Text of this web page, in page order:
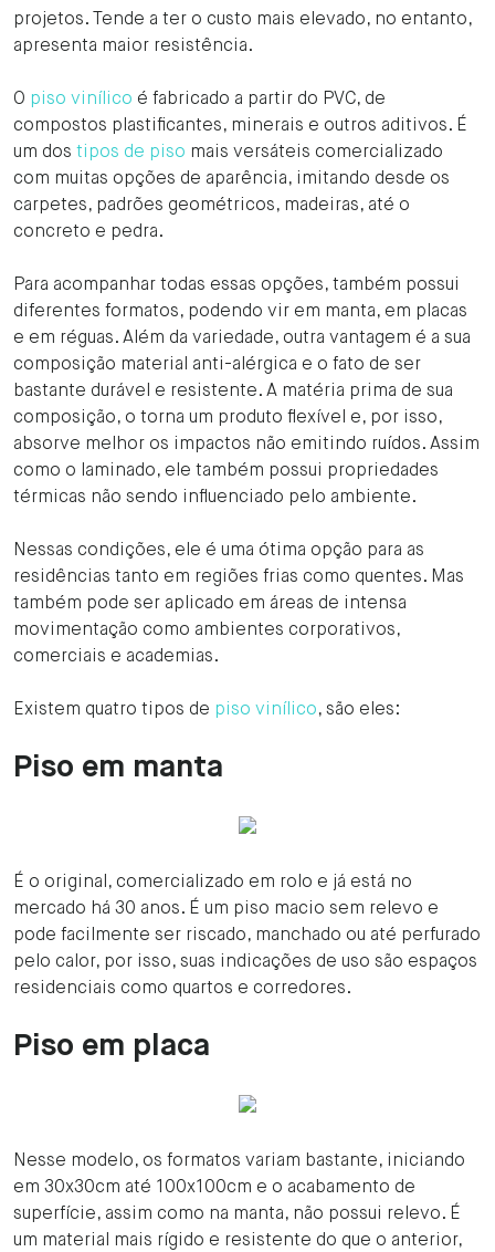
projetos. Tende a ter o custo mais elevado, no entanto,
apresenta maior resistência.
O piso vinílico é fabricado a partir do PVC, de
compostos plastificantes, minerais e outros aditivos. É
um dos tipos de piso mais versáteis comercializado
com muitas opções de aparência, imitando desde os
carpetes, padrões geométricos, madeiras, até o
concreto e pedra.
Para acompanhar todas essas opções, também possui
diferentes formatos, podendo vir em manta, em placas
e em réguas. Além da variedade, outra vantagem é a sua
composição material anti-alérgica e o fato de ser
bastante durável e resistente. A matéria prima de sua
composição, o torna um produto flexível e, por isso,
absorve melhor os impactos não emitindo ruídos. Assim
como o laminado, ele também possui propriedades
térmicas não sendo influenciado pelo ambiente.
Nessas condições, ele é uma ótima opção para as
residências tanto em regiões frias como quentes. Mas
também pode ser aplicado em áreas de intensa
movimentação como ambientes corporativos,
comerciais e academias.
Existem quatro tipos de piso vinílico, são eles:
Piso em manta
É o original, comercializado em rolo e já está no
mercado há 30 anos. É um piso macio sem relevo e
pode facilmente ser riscado, manchado ou até perfurado
pelo calor, por isso, suas indicações de uso são espaços
residenciais como quartos e corredores.
Piso em placa
Nesse modelo, os formatos variam bastante, iniciando
em 30x30cm até 100x100cm e o acabamento de
superfície, assim como na manta, não possui relevo. É
um material mais rígido e resistente do que o anterior,